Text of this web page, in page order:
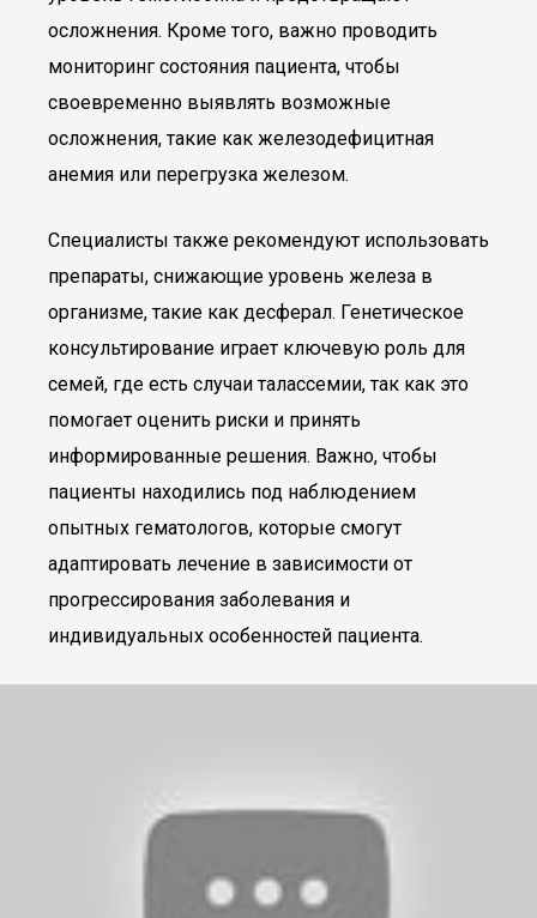
осложнения. Кроме того, важно проводить
мониторинг состояния пациента, чтобы
своевременно выявлять возможные
осложнения, такие как железодефицитная
анемия или перегрузка железом.
Специалисты также рекомендуют использовать
препараты, снижающие уровень железа в
организме, такие как десферал. Генетическое
консультирование играет ключевую роль для
семей, где есть случаи талассемии, так как это
помогает оценить риски и принять
информированные решения. Важно, чтобы
пациенты находились под наблюдением
опытных гематологов, которые смогут
адаптировать лечение в зависимости от
прогрессирования заболевания и
индивидуальных особенностей пациента.